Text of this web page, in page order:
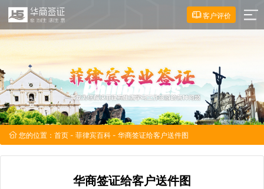
客户评价
您的位置： 首页 - 菲律宾百科 - 华商签证给客户送件图
华商签证给客户送件图